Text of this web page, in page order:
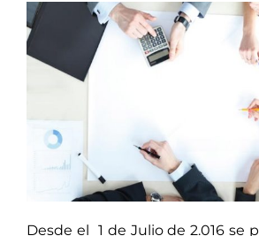
Desde el 1 de Julio de 2.016 se